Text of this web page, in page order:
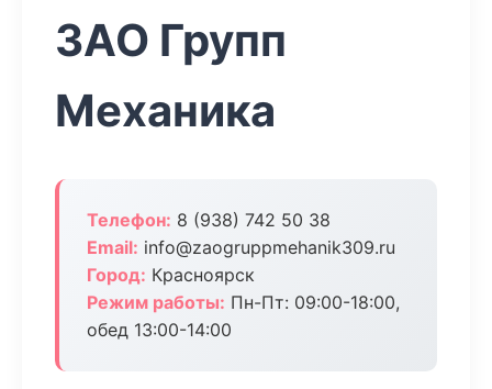
ЗАО Групп
Механика
Телефон: 8 (938) 742 50 38
Email: info@zaogruppmehanik309.ru
Город: Красноярск
Режим работы: Пн-Пт: 09:00-18:00,
обед 13:00-14:00